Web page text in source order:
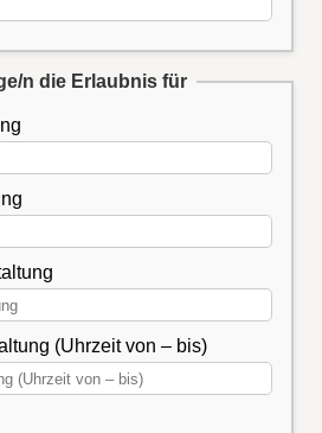
n die Erlaubnis für
(Uhrzeit von – bis)